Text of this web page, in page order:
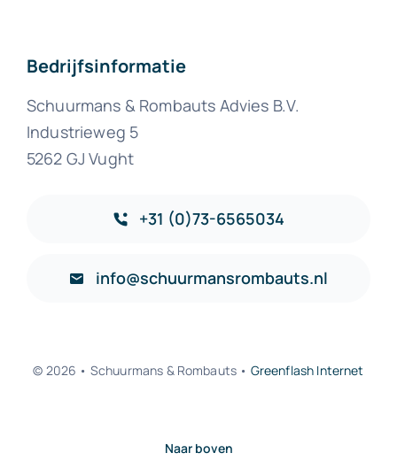
Bedrijfsinformatie
Schuurmans & Rombauts Advies B.V.
Industrieweg 5
5262 GJ Vught
+31 (0)73-6565034
info@schuurmansrombauts.nl
© 2026 • Schuurmans & Rombauts • Greenflash Internet
Naar boven